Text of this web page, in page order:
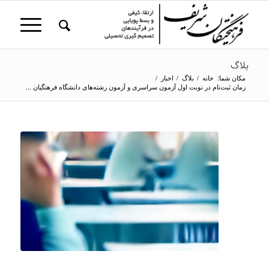
بلاگ
مکان شما: خانه / بلاگ / اخبار /
زمان ثبت‌نام در نوبت اول آزمون سراسری و آزمون رشته‌های دانشگاه فرهنگیان ...